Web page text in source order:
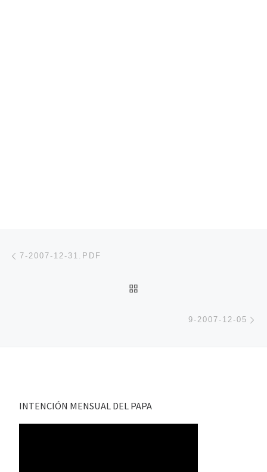
Navegación de entradas
7-2007-12-31.PDF
9-2007-12-05
INTENCIÓN MENSUAL DEL PAPA